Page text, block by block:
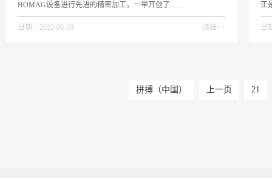
HOMAG设备进行先进的精密加工，一举开创了……
日期：2022-06-30 详细>>
正
日
拼搏（中国） 上一页 21